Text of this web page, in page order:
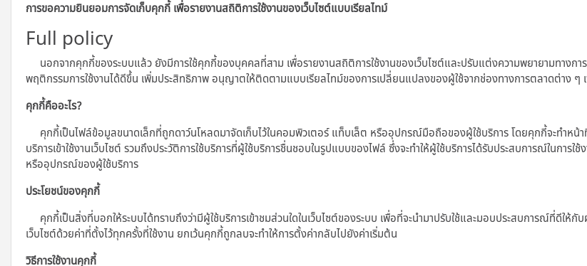
การขอความยินยอมการจัดเก็บคุกกี้ เพื่อรายงานสถิติการใช้งานของเว็บไซต์แบบเรียลไทม์
Full policy
นอกจากคุกกี้ของระบบแล้ว ยังมีการใช้คุกกี้ของบุคคลที่สาม เพื่อรายงานสถิติการใช้งานของเว็บไซต์และปรับแต่งความพยายามทางก
พฤติกรรมการใช้งานได้ดีขึ้น เพิ่มประสิทธิภาพ อนุญาตให้ติดตามแบบเรียลไทม์ของการเปลี่ยนแปลงของผู้ใช้จากช่องทางการตลาดต่าง ๆ
คุกกี้คืออะไร?
คุกกี้เป็นไฟล์ข้อมูลขนาดเล็กที่ถูกดาว์นโหลดมาจัดเก็บไว้ในคอมพิวเตอร์ แท็บเล็ต หรืออุปกรณ์มือถือของผู้ใช้บริการ โดยคุกกี้จะทำหน้
บริการเข้าใช้งานเว็บไซต์ รวมถึงประวัติการใช้บริการที่ผู้ใช้บริการชื่นชอบในรูปแบบของไฟล์ ซึ่งจะทำให้ผู้ใช้บริการได้รับประสบการณ์ในกา
หรืออุปกรณ์ของผู้ใช้บริการ
ประโยชน์ของคุกกี้
คุกกี้เป็นสิ่งที่บอกให้ระบบได้ทราบถึงว่ามีผู้ใช้บริการเข้าชมส่วนใดในเว็บไซต์ของระบบ เพื่อที่จะนำมาปรับใช้และมอบประสบการณ์ที่ดีให้กั
เว็บไซต์ด้วยค่าที่ตั้งไว้ทุกครั้งที่ใช้งาน ยกเว้นคุกกี้ถูกลบจะทำให้การตั้งค่ากลับไปยังค่าเริ่มต้น
วิธีการใช้งานคุกกี้